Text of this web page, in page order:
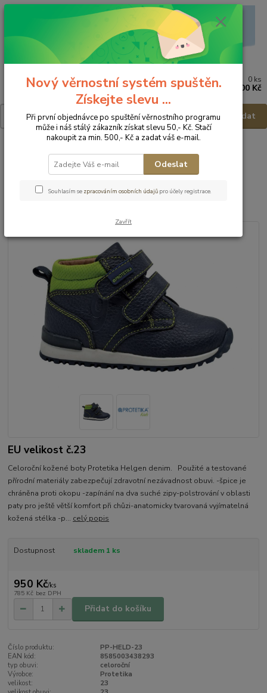
Menu
Hledat
0 ks
0,00 Kč
Protetika Dětská obuv Helgen denim - vel.23
Protetika Dětská obuv Helgen
denim - vel.23
EU velikost č.23
Celoroční kožené boty Protetika Helgen denim. Použité a testované
přírodní materiály zabezpečují zdravotní nezávadnost obuvi. -špice je
chráněna proti okopu -zapínání na dva suché zipy-polstrování v oblasti
paty pro ještě větší komfort při chůzi-anatomicky tvarovaná vyjímatelná
kožená stélka -p... celý popis
Dostupnost skladem 1 ks
950 Kč/ks
785 Kč bez DPH
Přidat do košíku
Číslo produktu:
PP-HELD-23
EAN kód:
8585003438293
typ obuvi:
celoroční
Výrobce:
Protetika
velikost:
23
Nový věrnostní systém spuštěn.
Získejte slevu ...
Při první objednávce po spuštění věrnostního programu
může i náš stálý zákazník získat slevu 50,- Kč. Stačí
nakoupit za min. 500,- Kč a zadat váš e-mail.
Odeslat
Souhlasím se zpracováním osobních údajů pro účely registrace.
Zavřít